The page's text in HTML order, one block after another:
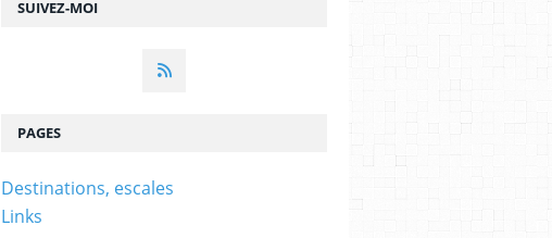
SUIVEZ-MOI
PAGES
Destinations, escales
Links